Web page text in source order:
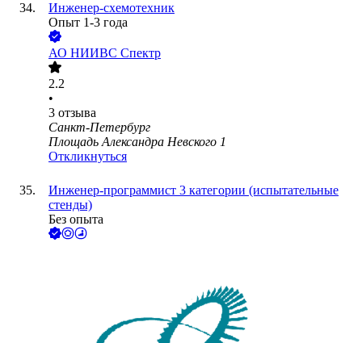
Инженер-схемотехник
Опыт 1-3 года
АО НИИВС Спектр
2.2
•
3 отзыва
Санкт-Петербург
Площадь Александра Невского 1
Откликнуться
Инженер-программист 3 категории (испытательные
стенды)
Без опыта